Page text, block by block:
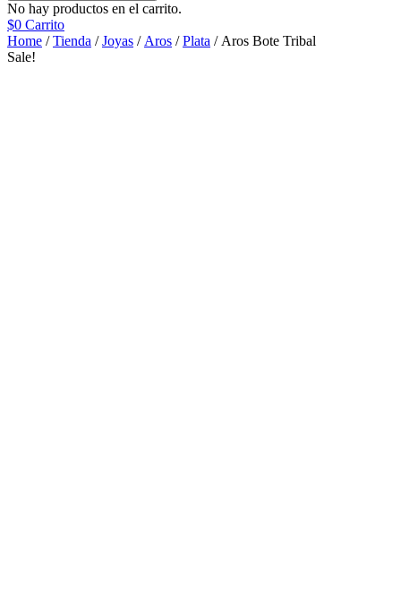
No hay productos en el carrito.
$0 Carrito
Home /Tienda /Joyas / Aros /Plata / Aros Bote Tribal
Sale!